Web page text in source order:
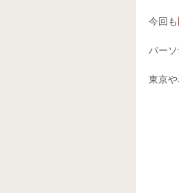
今回も
パー
東京